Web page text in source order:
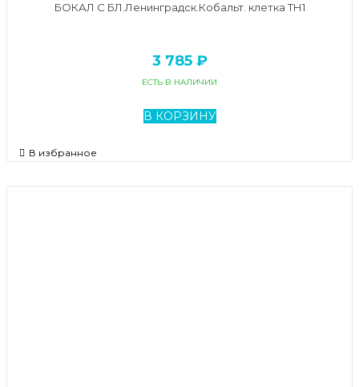
БОКАЛ С БЛ.Ленинградск.Кобальт. клетка ТН1
3 785 ₽
ЕСТЬ В НАЛИЧИИ
В КОРЗИНУ
В избранное